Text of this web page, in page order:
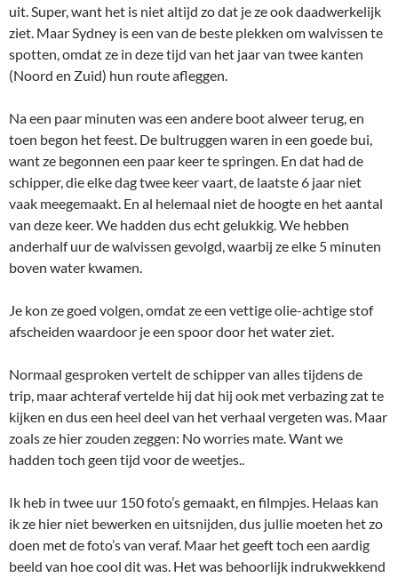
uit. Super, want het is niet altijd zo dat je ze ook daadwerkelijk
ziet. Maar Sydney is een van de beste plekken om walvissen te
spotten, omdat ze in deze tijd van het jaar van twee kanten
(Noord en Zuid) hun route afleggen.
Na een paar minuten was een andere boot alweer terug, en
toen begon het feest. De bultruggen waren in een goede bui,
want ze begonnen een paar keer te springen. En dat had de
schipper, die elke dag twee keer vaart, de laatste 6 jaar niet
vaak meegemaakt. En al helemaal niet de hoogte en het aantal
van deze keer. We hadden dus echt gelukkig. We hebben
anderhalf uur de walvissen gevolgd, waarbij ze elke 5 minuten
boven water kwamen.
Je kon ze goed volgen, omdat ze een vettige olie-achtige stof
afscheiden waardoor je een spoor door het water ziet.
Normaal gesproken vertelt de schipper van alles tijdens de
trip, maar achteraf vertelde hij dat hij ook met verbazing zat te
kijken en dus een heel deel van het verhaal vergeten was. Maar
zoals ze hier zouden zeggen: No worries mate. Want we
hadden toch geen tijd voor de weetjes..
Ik heb in twee uur 150 foto’s gemaakt, en filmpjes. Helaas kan
ik ze hier niet bewerken en uitsnijden, dus jullie moeten het zo
doen met de foto’s van veraf. Maar het geeft toch een aardig
beeld van hoe cool dit was. Het was behoorlijk indrukwekkend